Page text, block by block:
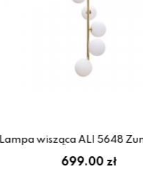
Lampa wisząca ALI 5648
699.00 zł